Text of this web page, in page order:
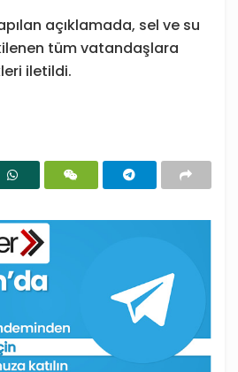
açıklamada, sel ve su
tüm vatandaşlara
iletildi.